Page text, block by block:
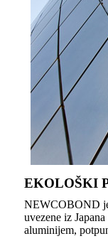
EKOLOŠKI
NEWCOBOND
uvezene iz
aluminijem,